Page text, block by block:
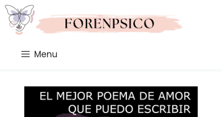
Saltar
al
contenido
Menu